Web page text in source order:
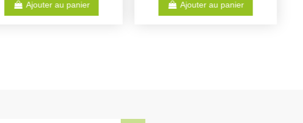
Ajouter au panier Ajouter au panier